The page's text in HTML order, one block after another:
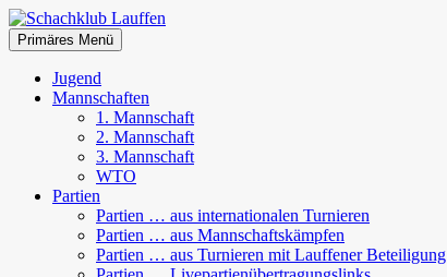
Zum
Inhalt
springen
Schachklub Lauffen
Suchen
Primäres Menü
Jugend
Mannschaften
1. Mannschaft
2. Mannschaft
3. Mannschaft
WTO
Partien
Partien … aus internationalen Turnieren
Partien … aus Mannschaftskämpfen
Partien … aus Turnieren mit Lauffener Beteiligung